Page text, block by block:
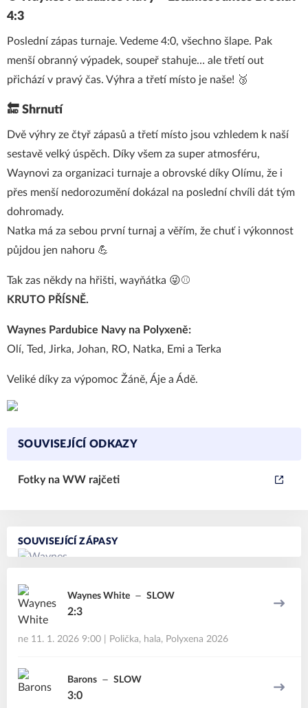
SOUVISEJÍCÍ ZÁPASY
Waynes White SLOW
2:3
ne 11. 1. 2026 9:00 Polička, hala, Polyxena 2026
Barons SLOW
3:0
4:3
Poslední zápas turnaje. Vedeme 4:0, všechno šlape. Pak
menší obranný výpadek, soupeř stahuje… ale třetí out
přichází v pravý čas. Výhra a třetí místo je naše! 🥉
🔚 Shrnutí
Dvě výhry ze čtyř zápasů a třetí místo jsou vzhledem k naší
sestavě velký úspěch. Díky všem za super atmosféru,
Waynovi za organizaci turnaje a obrovské díky Olímu, že i
přes menší nedorozumění dokázal na poslední chvíli dát tým
dohromady.
Natka má za sebou první turnaj a věřím, že chuť i výkonnost
půjdou jen nahoru 💪
Tak zas někdy na hřišti, wayňátka 😜⚾
KRUTO PŘÍSNĚ.
Waynes Pardubice Navy na Polyxeně:
Olí, Ted, Jirka, Johan, RO, Natka, Emi a Terka
Veliké díky za výpomoc Žáně, Áje a Ádě.
SOUVISEJÍCÍ ODKAZY
Fotky na WW rajčeti